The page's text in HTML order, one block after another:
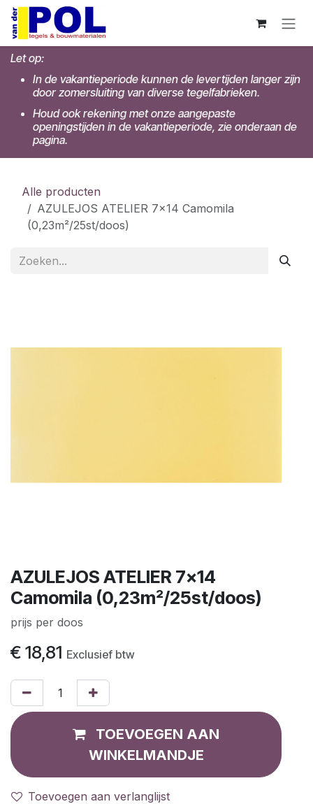
Overslaan naar inhoud
Let op:
In de vakantieperiode kunnen de levertijden langer zijn
door zomersluiting van diverse tegelfabrieken.
Houd ook rekening met onze aangepaste
openingstijden in de vakantieperiode, zie onderaan de
pagina.
Alle producten
AZULEJOS ATELIER 7x14 Camomila
(0,23m²/25st/doos)
AZULEJOS ATELIER 7x14
Camomila (0,23m²/25st/doos)
prijs per doos
€ 18,81 Exclusief btw
TOEVOEGEN AAN
WINKELMANDJE
Toevoegen aan verlanglijst